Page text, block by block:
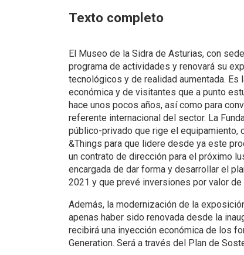
Texto completo
El Museo de la Sidra de Asturias, con
programa de actividades y renovará su
tecnológicos y de realidad aumentada. Es
económica y de visitantes que a punto
hace unos pocos años, así como para
referente internacional del sector. La
público-privado que rige el equipamiento,
&Things para que lidere desde ya este
un contrato de dirección para el próximo
encargada de dar forma y desarrollar el
2021 y que prevé inversiones por valor
Además, la modernización de la
apenas haber sido renovada desde la
recibirá una inyección económica de los
Generation. Será a través del Plan de